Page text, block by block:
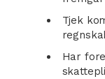
Tjek
Har